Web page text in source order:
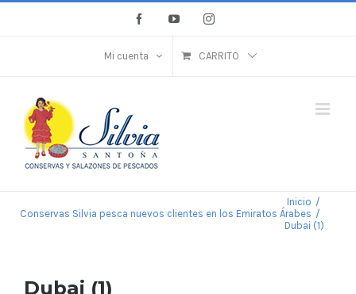
FacebookYouTubeInstagram
Mi cuenta CARRITO
Inicio /
Conservas Silvia pesca nuevos clientes en los Emiratos Árabes /
Dubai (1)
Dubai (1)